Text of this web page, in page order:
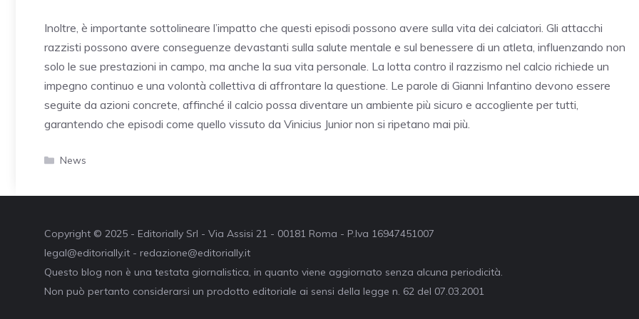
Inoltre, è importante sottolineare l’impatto che questi episodi possono avere sulla vita dei calciatori. Gli attacchi
razzisti possono avere conseguenze devastanti sulla salute mentale e sul benessere di un atleta, influenzando non
solo le sue prestazioni in campo, ma anche la sua vita personale. La lotta contro il razzismo nel calcio richiede un
impegno continuo e una volontà collettiva di affrontare la questione. Le parole di Gianni Infantino devono essere
seguite da azioni concrete, affinché il calcio possa diventare un ambiente più sicuro e accogliente per tutti,
garantendo che episodi come quello vissuto da Vinicius Junior non si ripetano mai più.
Categorie
News
Copyright © 2025 - Editorially Srl - Via Assisi 21 - 00181 Roma - P.Iva 16947451007
legal@editorially.it - redazione@editorially.it
Questo blog non è una testata giornalistica, in quanto viene aggiornato senza alcuna periodicità.
Non può pertanto considerarsi un prodotto editoriale ai sensi della legge n. 62 del 07.03.2001